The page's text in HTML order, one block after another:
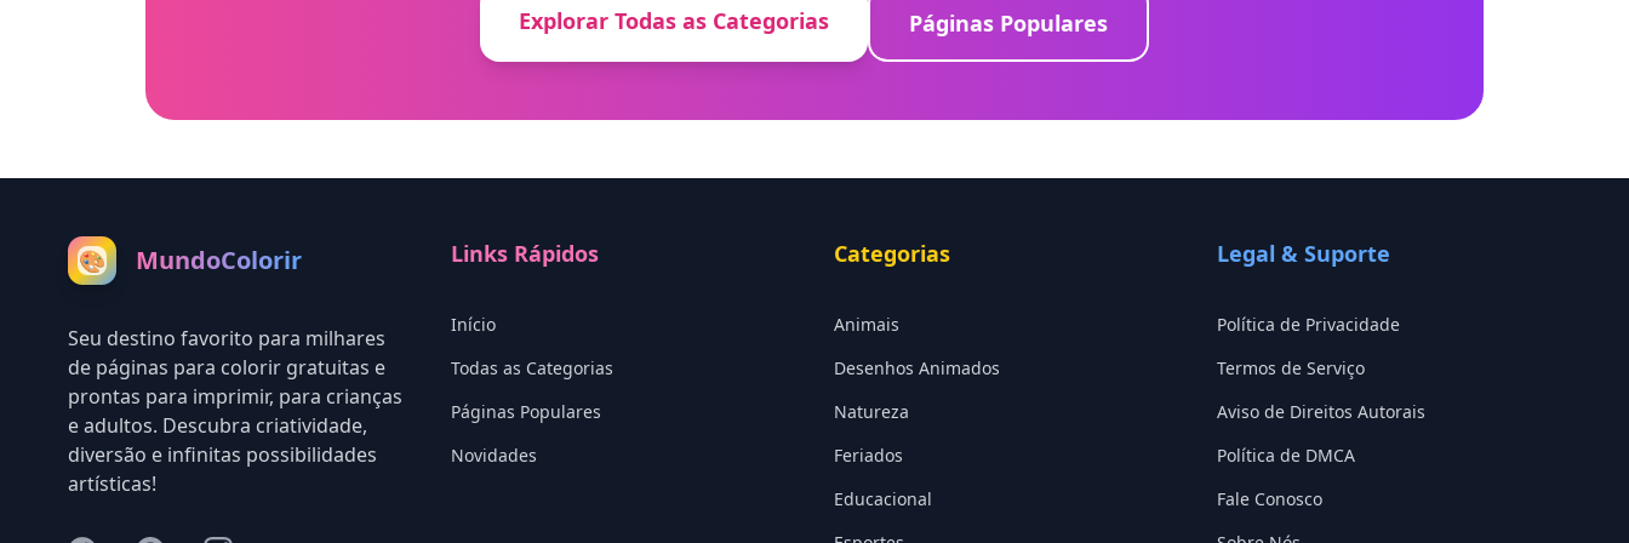
Explorar Todas as Categorias Páginas Populares
🎨 MundoColorir
Seu destino favorito para milhares
de páginas para colorir gratuitas e
prontas para imprimir, para crianças
e adultos. Descubra criatividade,
diversão e infinitas possibilidades
artísticas!
Links Rápidos
Início
Todas as Categorias
Páginas Populares
Novidades
Categorias
Animais
Desenhos Animados
Natureza
Feriados
Educacional
Legal & Suporte
Política de Privacidade
Termos de Serviço
Aviso de Direitos Autorais
Política de DMCA
Fale Conosco